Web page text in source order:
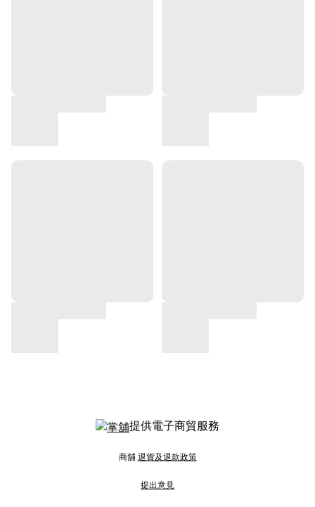
提供電子商貿服務
商舖退貨及退款政策
提出意見